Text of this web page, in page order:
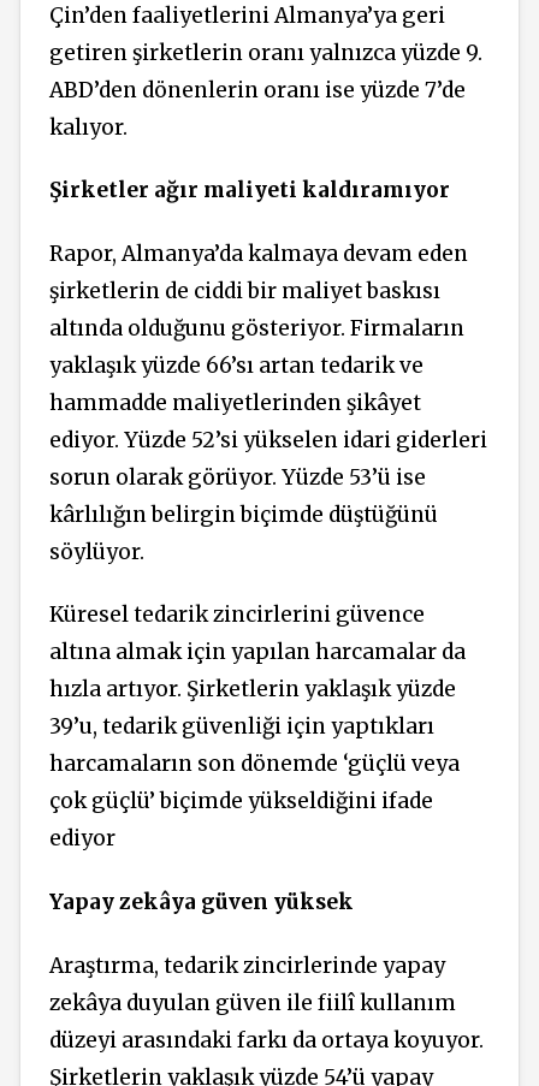
Çin’den faaliyetlerini Almanya’ya geri
getiren şirketlerin oranı yalnızca yüzde 9.
ABD’den dönenlerin oranı ise yüzde 7’de
kalıyor.
Şirketler ağır maliyeti kaldıramıyor
Rapor, Almanya’da kalmaya devam eden
şirketlerin de ciddi bir maliyet baskısı
altında olduğunu gösteriyor. Firmaların
yaklaşık yüzde 66’sı artan tedarik ve
hammadde maliyetlerinden şikâyet
ediyor. Yüzde 52’si yükselen idari giderleri
sorun olarak görüyor. Yüzde 53’ü ise
kârlılığın belirgin biçimde düştüğünü
söylüyor.
Küresel tedarik zincirlerini güvence
altına almak için yapılan harcamalar da
hızla artıyor. Şirketlerin yaklaşık yüzde
39’u, tedarik güvenliği için yaptıkları
harcamaların son dönemde ‘güçlü veya
çok güçlü’ biçimde yükseldiğini ifade
ediyor
Yapay zekâya güven yüksek
Araştırma, tedarik zincirlerinde yapay
zekâya duyulan güven ile fiilî kullanım
düzeyi arasındaki farkı da ortaya koyuyor.
Şirketlerin yaklaşık yüzde 54’ü yapay